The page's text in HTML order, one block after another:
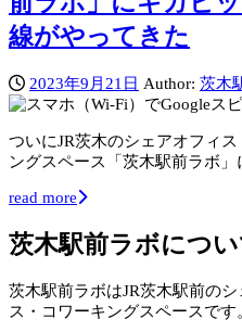
線がやってきた
2023年9月21日 Author: 茨木
ついにJR茨木のシェアオフィ
ングスペース「茨木駅前ラボ
read more
茨木駅前ラボにつ
茨木駅前ラボはJR茨木駅前の
ス・コワーキングスペースです